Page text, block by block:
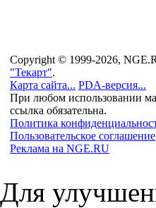
Copyright © 1999-2026,
"Текарт".
Карта сайта... PDA-версия...
При любом использовании
ссылка обязательна.
Политика
Пользовательское соглашение
Реклама на NGE.RU
Для